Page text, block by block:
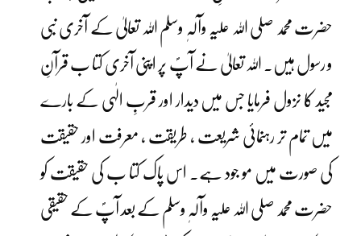
حضرت محمد صلی اللہ علیہ وآلہٖ وسلم اللہ تعالیٰ کے آخری نبی
و رسول ہیں۔ اللہ تعالیٰ نے آپؐ پر اپنی آخری کتا ب قرآنِ
مجید کا نزول فرمایا جس میں دیدار اور قربِ الٰہی کے بارے
میں تمام تر رہنمائی شریعت ، طریقت ، معرفت اور حقیقت
کی صورت میں مو جود ہے۔ اس پاک کتا ب کی حقیقت کو
حضرت محمد صلی اللہ علیہ وآلہٖ وسلم کے بعد آپؐ کے حقیقی